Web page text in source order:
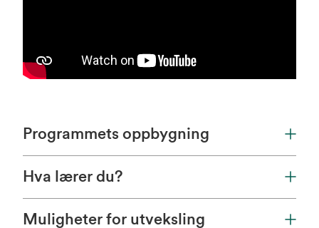
Programmets oppbygning
Hva lærer du?
Muligheter for utveksling